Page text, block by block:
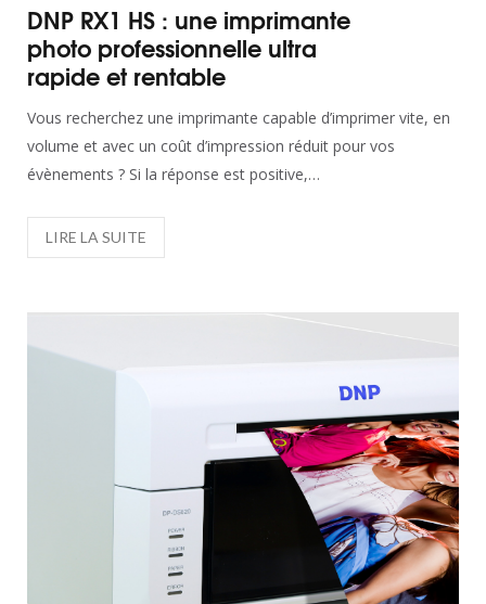
DNP RX1 HS : une imprimante
photo professionnelle ultra
rapide et rentable
Vous recherchez une imprimante capable d’imprimer vite, en
volume et avec un coût d’impression réduit pour vos
évènements ? Si la réponse est positive,…